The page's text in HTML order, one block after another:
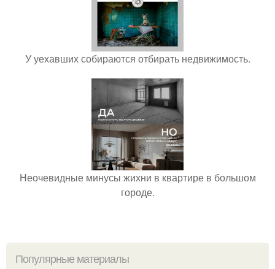
У уехавших собираются отбирать недвижимость.
Неочевидные минусы жихни в квартире в большом
городе.
Популярные материалы